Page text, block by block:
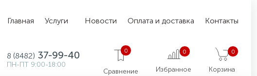
Главная Услуги Новости Оплата и доставка Контакты
8 (8482) 37-99-40
ПН-ПТ 9:00-18:00
0
Сравнение
0
Избранное
0
Корзина